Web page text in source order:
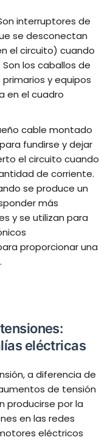
interruptores de
se desconectan
el circuito) cuando
los caballos de
y equipos
en el cuadro
cable montado
fundirse y dejar
el circuito cuando
de corriente.
se produce un
más
y se utilizan para
proporcionar una
eléctricas
a diferencia de
de tensión
producirse por la
en las redes
eléctricos